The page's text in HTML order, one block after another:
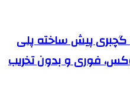
گچبری پیش ساخته پلی
فوری و بدون تخریب